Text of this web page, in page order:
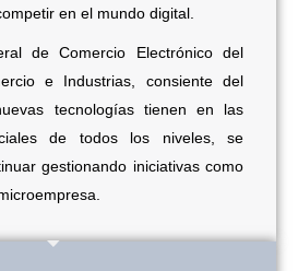
en el mundo digital.
de Comercio Electrónico del
e Industrias, consiente del
tecnologías tienen en las
de todos los niveles, se
gestionando iniciativas como